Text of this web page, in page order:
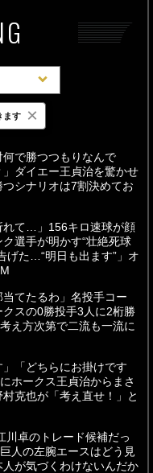
週間
何で勝つつもりなんで
ダイエー王貞治を驚かせ
シナリオは7割決めてお
れて…」156キロ速球が顔
選手が明かす“壮絶死球
げた…“明日も出ます”」オ
当てたるわ」名投手コー
スの0勝投手3人に2桁勝
え方次第で二流も一流に
」「どちらにお掛けです
ホークス王貞治からまさ
克也が「考え直せ！」と
川卓のトレード候補だっ
人の左腕エースはどう見
が気づくわけないんだか
ます ×